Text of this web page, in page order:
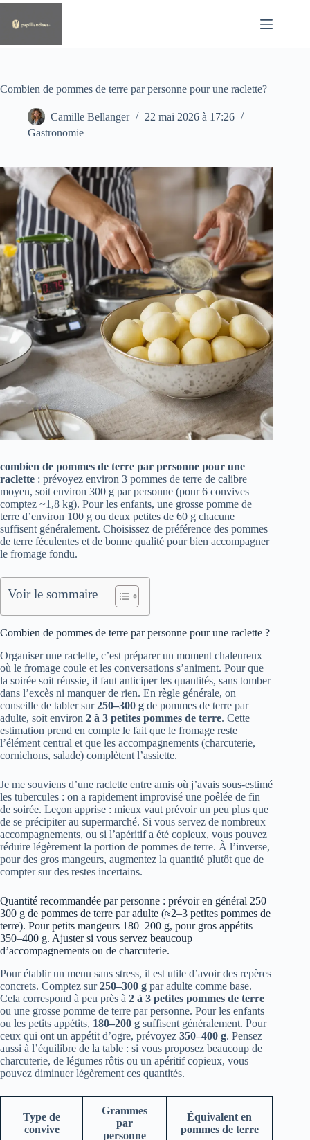
Passer
contenu
Combien de pommes de terre par personne pour une raclette?
Camille Bellanger
22 mai 2026 à 17:26
Gastronomie
combien de pommes de terre par personne pour une
raclette : prévoyez environ 3 pommes de terre de calibre
moyen, soit environ 300 g par personne (pour 6 convives
comptez ~1,8 kg). Pour les enfants, une grosse pomme de
terre d’environ 100 g ou deux petites de 60 g chacune
suffisent généralement. Choisissez de préférence des pommes
de terre féculentes et de bonne qualité pour bien accompagner
le fromage fondu.
Voir le sommaire
Combien de pommes de terre par personne pour une raclette ?
Organiser une raclette, c’est préparer un moment chaleureux
où le fromage coule et les conversations s’animent. Pour que
la soirée soit réussie, il faut anticiper les quantités, sans tomber
dans l’excès ni manquer de rien. En règle générale, on
conseille de tabler sur250–300 g de pommes de terre par
adulte, soit environ 2 à 3 petites pommes de terre. Cette
estimation prend en compte le fait que le fromage reste
l’élément central et que les accompagnements (charcuterie,
cornichons, salade) complètent l’assiette.
Je me souviens d’une raclette entre amis où j’avais sous-estimé
les tubercules : on a rapidement improvisé une poêlée de fin
de soirée. Leçon apprise : mieux vaut prévoir un peu plus que
de se précipiter au supermarché. Si vous servez de nombreux
accompagnements, ou si l’apéritif a été copieux, vous pouvez
réduire légèrement la portion de pommes de terre. À l’inverse,
pour des gros mangeurs, augmentez la quantité plutôt que de
compter sur des restes incertains.
Quantité recommandée par personne : prévoir en général 250–
300 g de pommes de terre par adulte (≈2–3 petites pommes de
terre). Pour petits mangeurs 180–200 g, pour gros appétits
350–400 g. Ajuster si vous servez beaucoup
d’accompagnements ou de charcuterie.
Pour établir un menu sans stress, il est utile d’avoir des repères
concrets. Comptez sur250–300 g par adulte comme base.
Cela correspond à peu près à 2 à 3 petites pommes de terre
ou une grosse pomme de terre par personne. Pour les enfants
ou les petits appétits, 180–200 g suffisent généralement. Pour
ceux qui ont un appétit d’ogre, prévoyez 350–400 g. Pensez
aussi à l’équilibre de la table : si vous proposez beaucoup de
charcuterie, de légumes rôtis ou un apéritif copieux, vous
pouvez diminuer légèrement ces quantités.
Type de
convive
Grammes
par
personne
Équivalent en
pommes de terre